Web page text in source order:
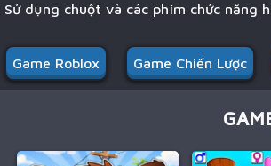
Sử dụng chuột và các phím chức năng
Game Roblox Game Chiến Lược